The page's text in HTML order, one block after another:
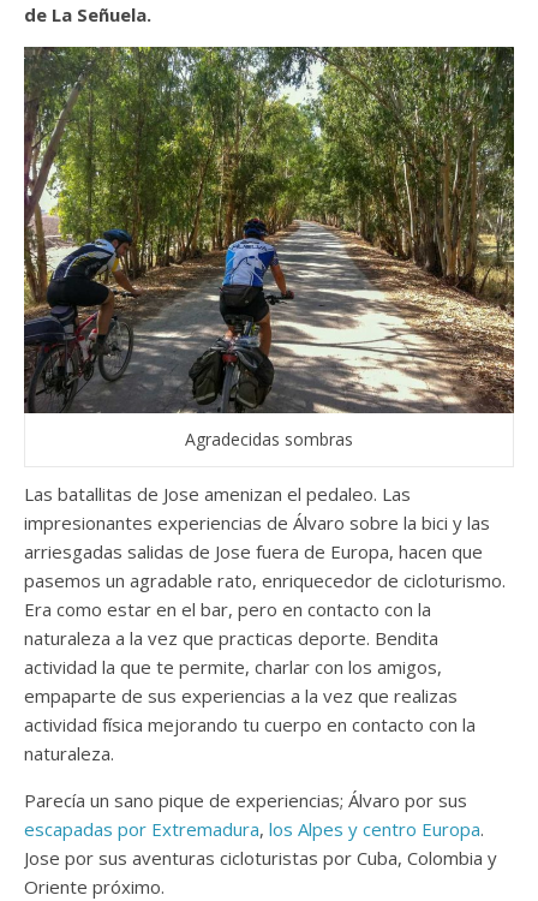
de La Señuela.
Agradecidas sombras
Las batallitas de Jose amenizan el pedaleo. Las
impresionantes experiencias de Álvaro sobre la bici y las
arriesgadas salidas de Jose fuera de Europa, hacen que
pasemos un agradable rato, enriquecedor de cicloturismo.
Era como estar en el bar, pero en contacto con la
naturaleza a la vez que practicas deporte. Bendita
actividad la que te permite, charlar con los amigos,
empaparte de sus experiencias a la vez que realizas
actividad física mejorando tu cuerpo en contacto con la
naturaleza.
Parecía un sano pique de experiencias; Álvaro por sus
escapadas por Extremadura, los Alpes y centro Europa.
Jose por sus aventuras cicloturistas por Cuba, Colombia y
Oriente próximo.